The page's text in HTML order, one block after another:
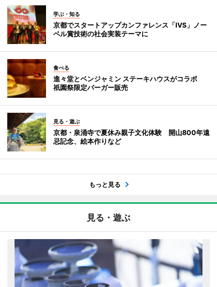
学ぶ・知る
京都でスタートアップカンファレンス「IVS」ノー
ベル賞技術の社会実装テーマに
食べる
進々堂とベンジャミン ステーキハウスがコラボ
祇園祭限定バーガー販売
見る・遊ぶ
京都・泉涌寺で夏休み親子文化体験 開山800年遠
忌記念、絵本作りなど
もっと見る
見る・遊ぶ